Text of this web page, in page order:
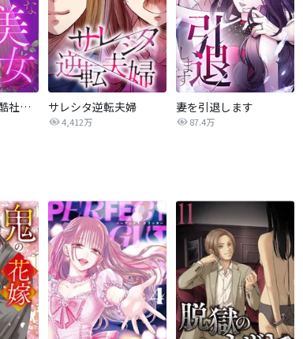
不敵な美女～冷酷社長と私の結婚契約～ サレシタ逆転夫婦
4,412万
妻を引退します
87.4万